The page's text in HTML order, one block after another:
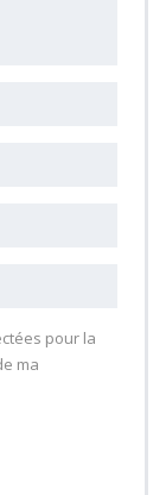
pour la
ma